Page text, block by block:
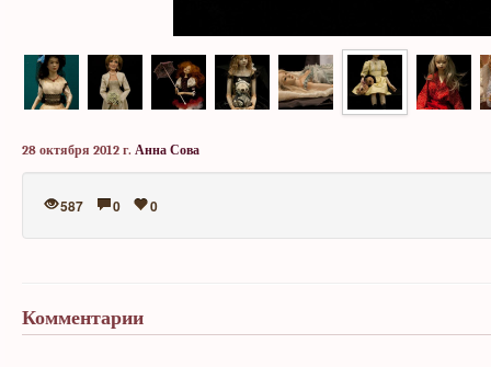
28 октября 2012 г. Анна Сова
587 0 0
Комментарии